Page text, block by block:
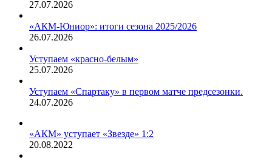
27.07.2026
«АКМ-Юниор»: итоги сезона 2025/2026
26.07.2026
Уступаем «красно-белым»
25.07.2026
Уступаем «Спартаку» в первом матче предсезонки.
24.07.2026
«АКМ» уступает «Звезде» 1:2
20.08.2022